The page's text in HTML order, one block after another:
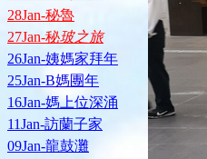
28Jan-秘魯
27Jan-秘玻之旅
26Jan-姨媽家拜年
25Jan-B媽團年
16Jan-媽上位深涌
11Jan-訪蘭子家
09Jan-龍鼓灘